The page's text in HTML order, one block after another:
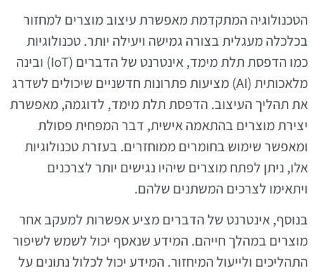
הטכנולוגיה המתקדמת מאפשרת עיצוב מוצרים למחזור
בכלכלה מעגלית בצורה גמישה ויעילה יותר. טכנולוגיות
כמו הדפסת תלת מימד, אינטרנט של הדברים (IoT) ובינה
מלאכותית (AI) מציעות פתרונות חדשניים שיכולים לשדרג
את תהליך העיצוב. הדפסת תלת מימד, לדוגמה, מאפשרת
יצירת מוצרים בהתאמה אישית, דבר המפחית פסולת
ומאפשר שימוש בחומרים ממוחזרים. בעזרת טכנולוגיות
אלו, ניתן לפתח מוצרים שיהיו נגישים יותר לצרכנים
ויתאימו לצרכים המשתנים שלהם.
בנוסף, אינטרנט של הדברים מציע אפשרות למעקב אחר
מוצרים במהלך חייהם. המידע שנאסף יכול לשמש לשיפור
התהליכים ולייעול המיחזור. המידע יכול לכלול נתונים על